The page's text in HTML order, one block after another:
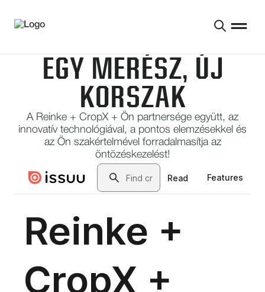
EGY MERÉSZ, ÚJ
KORSZAK
A Reinke + CropX + Ön partnersége együtt, az
innovatív technológiával, a pontos elemzésekkel és
az Ön szakértelmével forradalmasítja az
öntözéskezelést!